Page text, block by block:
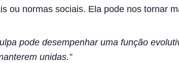
ou normas sociais. Ela pode nos tornar
pode desempenhar uma função
unidas.”